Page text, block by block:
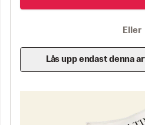
Eller
Lås upp endast denna